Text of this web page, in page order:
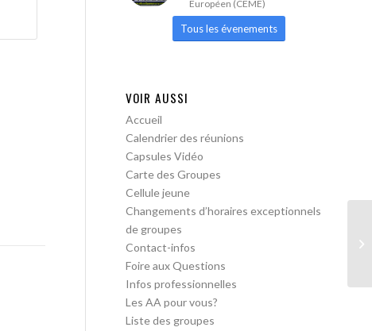
Européen (CEME)
Tous les évenements
VOIR AUSSI
Accueil
Calendrier des réunions
Capsules Vidéo
Carte des Groupes
Cellule jeune
Changements d’horaires exceptionnels
de groupes
Contact-infos
Foire aux Questions
Infos professionnelles
Les AA pour vous?
Liste des groupes